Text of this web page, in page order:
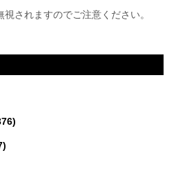
されますのでご注意ください。